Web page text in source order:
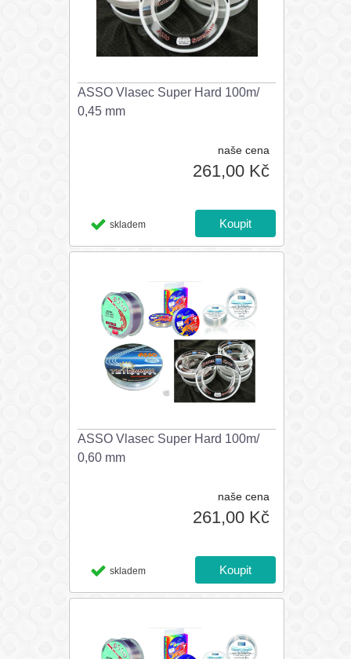
ASSO Vlasec Super Hard 100m/
0,45 mm
naše cena
261,00 Kč
skladem
ASSO Vlasec Super Hard 100m/
0,60 mm
naše cena
261,00 Kč
skladem